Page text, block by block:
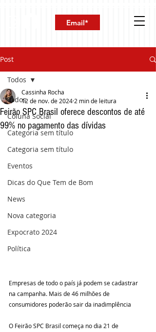
Post
Todos
Coluna Social
Categoria sem título
Categoria sem título
Eventos
Dicas do Que Tem de Bom
News
Nova categoria
Expocrato 2024
Política
Todos
Feirão SPC Brasil oferece descontos de até
99% no pagamento das dívidas
Cassinha Rocha
12 de nov. de 2024 2 min de leitura
Empresas de todo o país já podem se cadastrar
na campanha. Mais de 46 milhões de
consumidores poderão sair da inadimplência
O Feirão SPC Brasil começa no dia 21 de